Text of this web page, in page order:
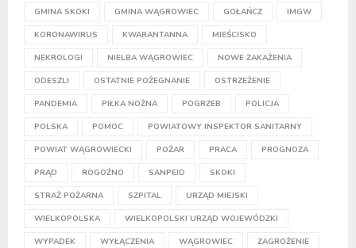
GMINA SKOKI GMINA WĄGROWIEC GOŁAŃCZ IMGW
KORONAWIRUS KWARANTANNA MIEŚCISKO
NEKROLOGI NIELBA WĄGROWIEC NOWE ZAKAŻENIA
ODESZLI OSTATNIE POŻEGNANIE OSTRZEŻENIE
PANDEMIA PIŁKA NOŻNA POGRZEB POLICJA
POLSKA POMOC POWIATOWY INSPEKTOR SANITARNY
POWIAT WĄGROWIECKI POŻAR PRACA PROGNOZA
PRĄD ROGOŹNO SANPEID SKOKI
STRAŻ POŻARNA SZPITAL URZĄD MIEJSKI
WIELKOPOLSKA WIELKOPOLSKI URZĄD WOJEWÓDZKI
WYPADEK WYŁĄCZENIA WĄGROWIEC ZAGROŻENIE